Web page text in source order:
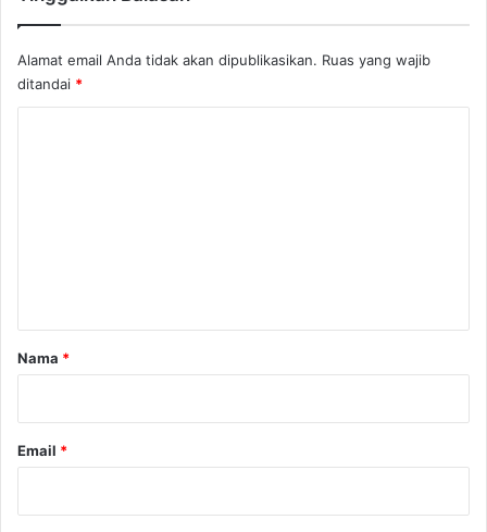
i
l
D
i
Alamat email Anda tidak akan dipublikasikan. Ruas yang wajib
ditandai *
rNama *
Email *